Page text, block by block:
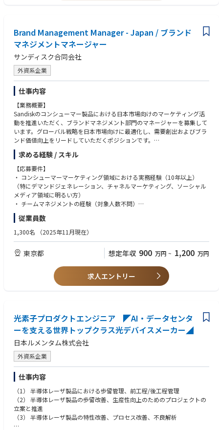
1. ジュニアFSE → シニアFSE
より複雑な装置や顧客対応を担当
チームリーダーとして新人育成やプロジェクト管理を担う
2. テクニカルスペシャリスト
特定装置や工程に特化した専門家
顧客への高度な技術提案やトラブル解決をリード
3. フィールドプロセスエンジニア／リージョナルテクノロジーエンジニア
顧客要求に基づくプロセス条件の確立、評価、改善
新装置のプロセス立ち上げや歩留まり改善、次世代技術開発サポート
4. テクニカルサポート／アプリケーションエンジニア
顧客からの技術問い合わせ対応、製品改善へのフィードバック
本社開発部門との橋渡し役
5. マネジメント職（チームリーダー → マネージャー）
顧客からの技術問い合わせ対応、製品改善へのフィードバック
本社開発部門との橋渡し役
技術知識を活かしたソリューション提案型営業
顧客の生産性改善や新技術導入支援
・ 関係者からのフィードバックを収集し、データを分析して課題を特定
し、在庫管理プロセスの改善策を提案する。
・ 在庫管理に関するプロセス、ポリシー、手順を定義・文書化し、維持す
る。
・ 在庫パフォーマンスを測定するためのKPIおよび指標を定義する。
・ データを分析し、意思決定のためのインプットを経営層に提供する。
・ 在庫管理の実務が社内統制、監査要件、法令基準に準拠していることを
確保する。
・ 在庫関連プロジェクトを管理し、関係部門とのコミュニケーションと協
働を促進して継続的に在庫管理プロセスを改善する。
変更の範囲：会社の定める業務
■当ポジションのやりがい
・すべてのビジネス ユニット(BU)に適用する在庫管理プロセスを構築し、
展開するという重要な役割を担っていただくため、高い達成感を得られる
仕事です。
・海外のステークホルダーとのコミュニケーションも頻繁に発生するた
め、英語力をフルに活かせる職場です。
・新しいプロセスを構築し、それを展開するという貴重な経験を得ること
ができます。
■働き方：
・想定残業は月30h程度です。
・フレックス／在宅勤務を実施中。 ※フルリモートは不可。
■出張：国内出張は群馬R&Dセンターに週2～３回、海外出張は年１～２
回程度発生する可能性がございます。
・ コストシミュレーションやシナリオプランニングの経験
・ CSCP、CPSM、Lean Six Sigma Green Beltなどの資格
・ サプライチェーンにおけるデジタルトランスフォーメーションを促進し
た経験
Brand Management Manager - Japan / ブランド
マネジメントマネージャー
サンディスク合同会社
外資系企業
仕事内容
【業務概要】
Sandiskのコンシューマー製品における日本市場向けのマーケティング活
動を推進いただく、ブランドマネジメント部門のマネージャーを募集して
います。グローバル戦略を日本市場向けに最適化し、需要創出およびブラ
ンド価値向上をリードしていただくポジションです。
【主な業務内容】
・ 営業部門、関連部門、チャネルパートナー、主要顧客と密に連携し、グ
ローバルマーケティング戦略／キャンペーンの日本市場向けローカライズ
の推進
・ 日本市場におけるブランド認知向上、顧客エンゲージメント強化および
製品販売の推進
およびソーシャルメディア戦略の立案・実行
・ マーケティング予算の管理およびROI最大化に向けた最適化
・ 市場動向、消費者行動、競合分析に基づいた戦略立案
・ デジタルコンテンツ、販促物、広告資材など各種マーケティング資料の
企画・制作管理
・ グローバル／リージョナルマーケティングチームとの連携によるブラン
支援
・ マーケティング施策における各種法規制およびブランドガイドライン遵
守
求める経験 / スキル
【応募要件】
・ コンシューマーマーケティング領域における実務経験（10年以上）
（特にデマンドジェネレーション、チャネルマーケティング、ソーシャル
メディア領域に明るい方）
・ チームマネジメントの経験（対象人数不問）
・ コンシューマー製品（FMCG、電子機器、ライフスタイルブランドな
ど）におけるマーケティング施策の実績
・ 高いコミュニケーション能力、プロジェクトマネジメントスキル、およ
従業員数
1,300名 （2025年11月現在）
東京都 想定年収 900 万円 ~ 1,200 万円
求人エントリー
光素子プロダクトエンジニア ◤AI・データセンタ
ーを支える世界トップクラス光デバイスメーカー◢
日本ルメンタム株式会社
外資系企業
仕事内容
（1） 半導体レーザ製品における歩留管理、前工程/後工程管理
（2） 半導体レーザ製品の歩留改善、生産性向上のためのプロジェクトの
立案と推進
（3） 半導体レーザ製品の特性改善、プロセス改善、不良解析